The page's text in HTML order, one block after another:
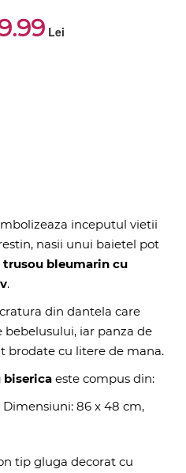
Lei
inceputul vietii
nasii unui baietel pot
trusou bleumarin cu
.
din dantela care
iar panza de
brodate cu litere de mana.
biserica este compus din:
Dimensiuni: 86 x 48 cm,
tip gluga decorat cu